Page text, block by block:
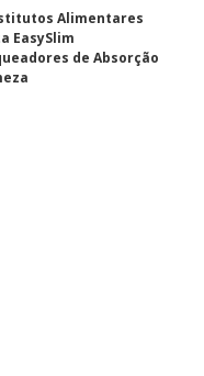
Alimentares
EasySlim
de Absorção